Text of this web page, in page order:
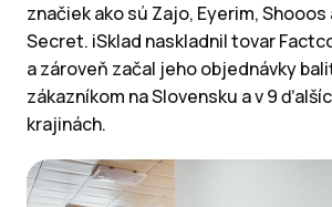
značiek ako sú Zajo, Eyerim, Shooos
Secret. iSklad naskladnil tovar
a zároveň začal jeho objednávky
zákazníkom na Slovensku a v 9
krajinách.